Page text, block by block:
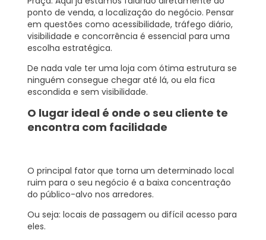
ponto de venda, a localização do negócio. Pensar
em questões como acessibilidade, tráfego diário,
visibilidade e concorrência é essencial para uma
escolha estratégica.
De nada vale ter uma loja com ótima estrutura se
ninguém consegue chegar até lá, ou ela fica
escondida e sem visibilidade.
O lugar ideal é onde o seu cliente te
encontra com facilidade
O principal fator que torna um determinado local
ruim para o seu negócio é a baixa concentração
do público-alvo nos arredores.
Ou seja: locais de passagem ou difícil acesso para
eles.